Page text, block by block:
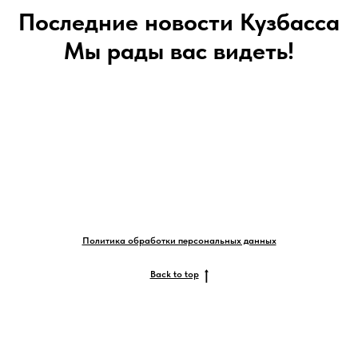
Последние новости Кузбасса
Мы рады вас видеть!
Политика обработки персональных данных
Back to top